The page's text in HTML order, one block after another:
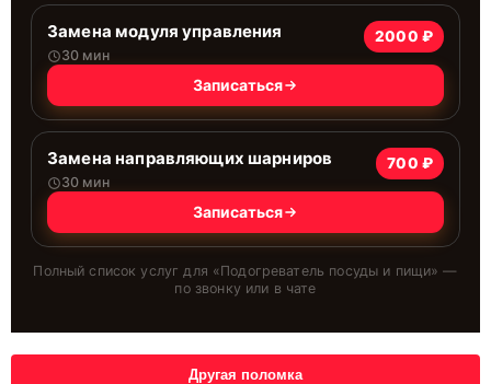
Замена модуля управления
30 мин
2000 ₽
Записаться
Замена направляющих шарниров
30 мин
700 ₽
Записаться
Полный список услуг для «Подогреватель посуды и пищи» —
по звонку или в чате
Другая поломка